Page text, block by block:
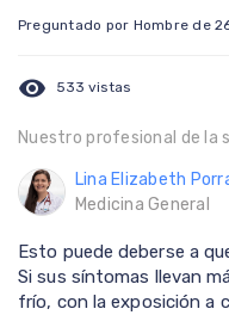
Preguntado por Hombre de
visibility 533 vistas
Nuestro profesional de la
Lina Elizabeth
Medicina General
Esto puede deberse a
Si sus síntomas llevan
frío, con la exposición a